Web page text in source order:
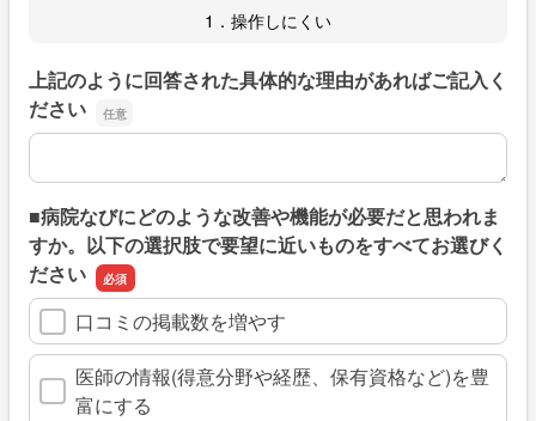
1．操作しにくい
上記のように回答された具体的な理由があればご記入く
ださい
上記のように回答された具体的な理由があればご記入くだ
■病院なびにどのような改善や機能が必要だと思われま
すか。以下の選択肢で要望に近いものをすべてお選びく
ださい
口コミの掲載数を増やす
医師の情報(得意分野や経歴、保有資格など)を豊
富にする